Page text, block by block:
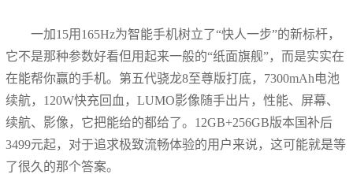
一加15用165Hz为智能手机树立了“快人一步”的新标杆，
它不是那种参数好看但用起来一般的“纸面旗舰”，而是实实在
在能帮你赢的手机。第五代骁龙8至尊版打底，7300mAh电池
续航，120W快充回血，LUMO影像随手出片，性能、屏幕、
续航、影像，它把能给的都给了。12GB+256GB版本国补后
3499元起，对于追求极致流畅体验的用户来说，这可能就是等
了很久的那个答案。